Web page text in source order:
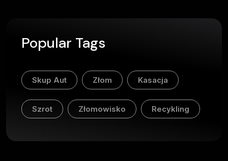
Popular Tags
Skup Aut Złom Kasacja
Szrot Złomowisko Recykling